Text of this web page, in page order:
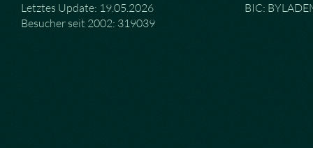
Letztes Update: 19.05.2026
Besucher seit 2002: 319039
BIC: